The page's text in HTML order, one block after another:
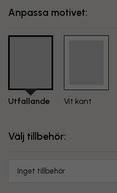
Anpassa motivet:
Utfallande Vit kant
Välj tillbehör:
Inget tillbehör